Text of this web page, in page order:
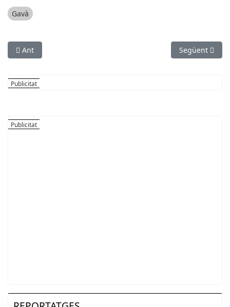
Gavà
Article anterior: ESPORTS (BÀSQUET, LEB OR): El CB Prat
Ant Article
Següent